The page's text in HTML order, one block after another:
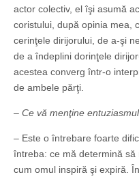
actor colectiv, el îşi asumă
coristului, după opinia mea,
cerinţele dirijorului, de a-şi
de a îndeplini dorinţele
acestea converg într-o
de ambele părţi.
– Ce vă menţine
– Este o întrebare foarte
întreba: ce mă determină
cum omul inspiră şi expiră.